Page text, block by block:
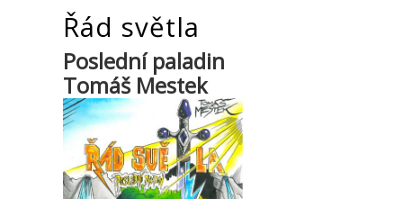
Řád světla
Poslední paladin
Tomáš Mestek